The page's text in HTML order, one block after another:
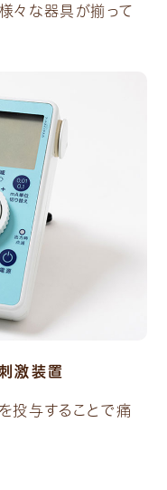
々な器具が揃って
激装置
投与することで痛